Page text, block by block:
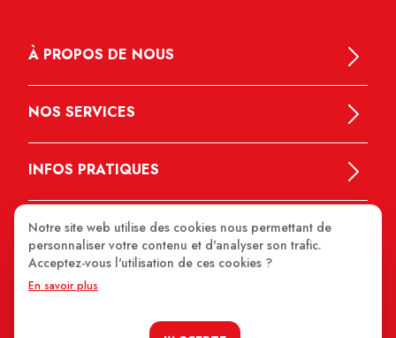
À PROPOS DE NOUS
NOS SERVICES
INFOS PRATIQUES
Notre site web utilise des cookies nous permettant de
personnaliser votre contenu et d'analyser son trafic.
Acceptez-vous l'utilisation de ces cookies ?
En savoir plus